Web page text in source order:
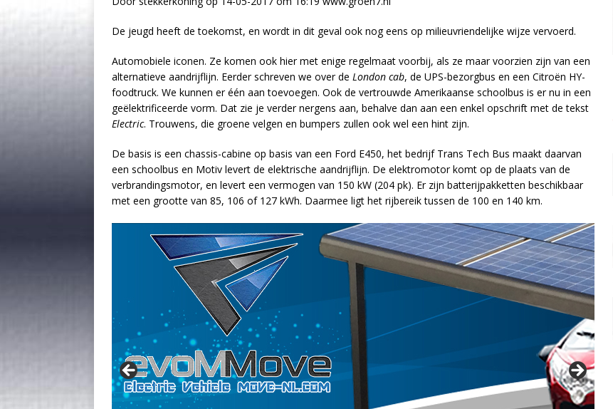
De jeugd heeft de toekomst, en wordt in dit geval ook nog eens op milieuvriendelijke wijze vervoerd.
Automobiele iconen. Ze komen ook hier met enige regelmaat voorbij, als ze maar voorzien zijn van een
alternatieve aandrijflijn. Eerder schreven we over de London cab, de UPS-bezorgbus en een Citroën HY-
foodtruck. We kunnen er één aan toevoegen. Ook de vertrouwde Amerikaanse schoolbus is er nu in een
geëlektrificeerde vorm. Dat zie je verder nergens aan, behalve dan aan een enkel opschrift met de tekst
Electric. Trouwens, die groene velgen en bumpers zullen ook wel een hint zijn.
De basis is een chassis-cabine op basis van een Ford E450, het bedrijf Trans Tech Bus maakt daarvan
een schoolbus en Motiv levert de elektrische aandrijflijn. De elektromotor komt op de plaats van de
verbrandingsmotor, en levert een vermogen van 150 kW (204 pk). Er zijn batterijpakketten beschikbaar
met een grootte van 85, 106 of 127 kWh. Daarmee ligt het rijbereik tussen de 100 en 140 km.